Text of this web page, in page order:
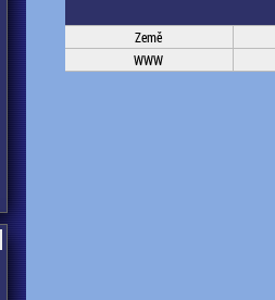
Země
WWW